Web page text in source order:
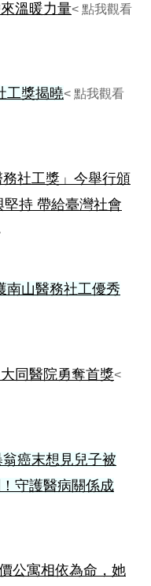
溫暖力量< 點我觀看
工獎揭曉< 點我觀看
社工獎」今舉行頒
持 帶給臺灣社會
南山醫務社工優秀
同醫院勇奪首獎<
癌末想見兒子被
守護醫病關係成
公寓相依為命，她